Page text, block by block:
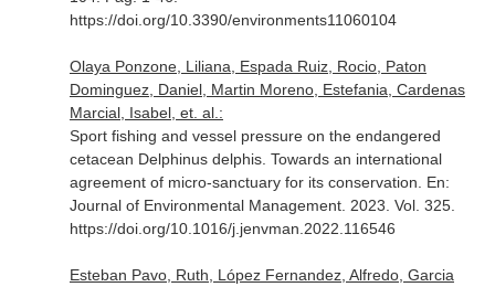
https://doi.org/10.3390/environments11060104
Olaya Ponzone, Liliana, Espada Ruiz, Rocio, Paton
Dominguez, Daniel, Martin Moreno, Estefania, Cardenas
Marcial, Isabel, et. al.:
Sport fishing and vessel pressure on the endangered
cetacean Delphinus delphis. Towards an international
agreement of micro-sanctuary for its conservation. En:
Journal of Environmental Management. 2023. Vol. 325.
https://doi.org/10.1016/j.jenvman.2022.116546
Esteban Pavo, Ruth, López Fernandez, Alfredo, Garcia